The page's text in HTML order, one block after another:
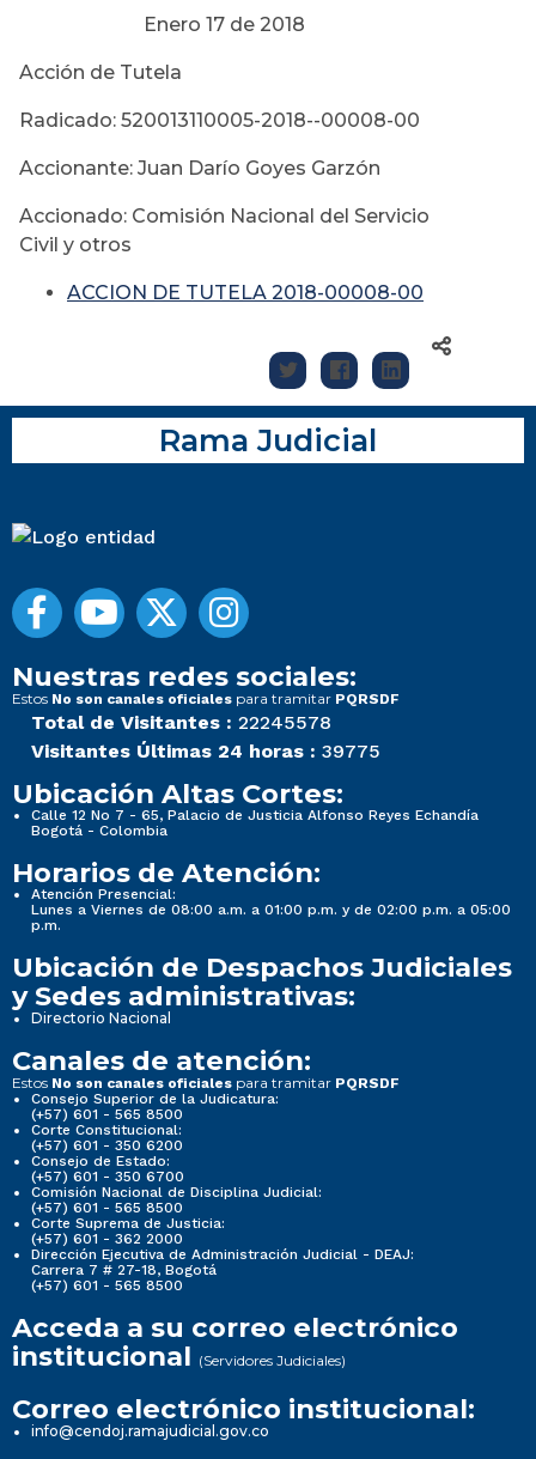
Enero 17 de 2018
Acción de Tutela
Radicado: 520013110005-2018--00008-00
Accionante: Juan Darío Goyes Garzón
Accionado: Comisión Nacional del Servicio
Civil y otros
ACCION DE TUTELA 2018-00008-00
Rama Judicial
Nuestras redes sociales:
Estos No son canales oficiales para tramitar PQRSDF
Total de Visitantes : 22245578
Visitantes Últimas 24 horas : 39775
Ubicación Altas Cortes:
Calle 12 No 7 - 65, Palacio de Justicia Alfonso Reyes Echandía
Bogotá - Colombia
Horarios de Atención:
Atención Presencial:
Lunes a Viernes de 08:00 a.m. a 01:00 p.m. y de 02:00 p.m. a 05:00
p.m.
Ubicación de Despachos Judiciales
y Sedes administrativas:
Directorio Nacional
Canales de atención:
Estos No son canales oficiales para tramitar PQRSDF
Consejo Superior de la Judicatura:
(+57) 601 - 565 8500
Corte Constitucional:
(+57) 601 - 350 6200
Consejo de Estado:
(+57) 601 - 350 6700
Comisión Nacional de Disciplina Judicial:
(+57) 601 - 565 8500
Corte Suprema de Justicia:
(+57) 601 - 362 2000
Dirección Ejecutiva de Administración Judicial - DEAJ:
Carrera 7 # 27-18, Bogotá
(+57) 601 - 565 8500
Acceda a su correo electrónico
institucional (Servidores Judiciales)
Correo electrónico institucional:
info@cendoj.ramajudicial.gov.co